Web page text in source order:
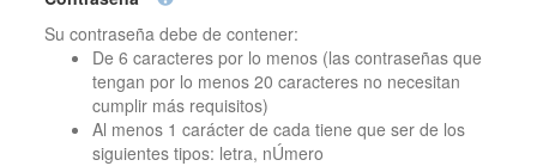
Su contraseña debe de contener:
De 6 caracteres por lo menos (las contraseñas que
tengan por lo menos 20 caracteres no necesitan
cumplir más requisitos)
Al menos 1 carácter de cada tiene que ser de los
siguientes tipos: letra, nÚmero